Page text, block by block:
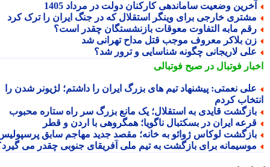
وضعیت ساماندهی کارکنان دولت در مرداد 1405
خارجی برای وینگر استقلال که در جنگ ایران را ترک کرد
مابه التفاوت معوقات بازنشستگان چقدر است؟
بلاکر معروف موجب قتل مداح تهرانی شد
لاریجانی چگونه شناسایی و ترور شد؟
فوتبال در صبح فوتبالی
نعمتی: پیشنهاد تیم های بزرگ ایران را داشتم؛ لژیونر شدن را
کردم
قایدی به استقلال؛ یک مانع بزرگ سر راه ستاره محبوب
ایران در بسکتبال ناگویا؛ همگروهی با اردن و قطر
لوکاس ژوائو به خانه؛ مقصد جدید مهاجم سابق پرسپولیس
برای بازگشت به تیم ملی آفریقای جنوبی چقدر می گیرد؟